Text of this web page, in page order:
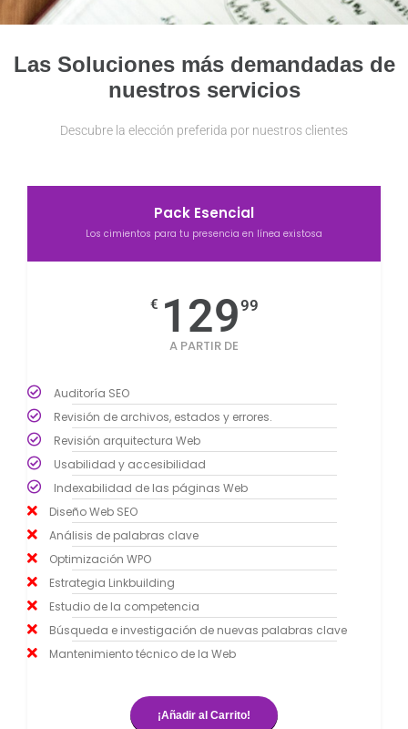
Las Soluciones más demandadas de
nuestros servicios
Descubre la elección preferida por nuestros clientes
Pack Esencial
Los cimientos para tu presencia en línea existosa
€ 12999
A PARTIR DE
Auditoría SEO
Revisión de archivos, estados y errores.
Revisión arquitectura Web
Usabilidad y accesibilidad
Indexabilidad de las páginas Web
Diseño Web SEO
Análisis de palabras clave
Optimización WPO
Estrategia Linkbuilding
Estudio de la competencia
Búsqueda e investigación de nuevas palabras clave
Mantenimiento técnico de la Web
¡Añadir al Carrito!